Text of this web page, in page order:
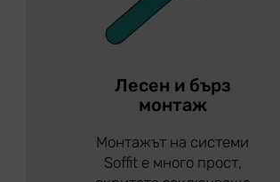
Лесен и бърз
монтаж
Монтажът на системи
Soffit е много прост,